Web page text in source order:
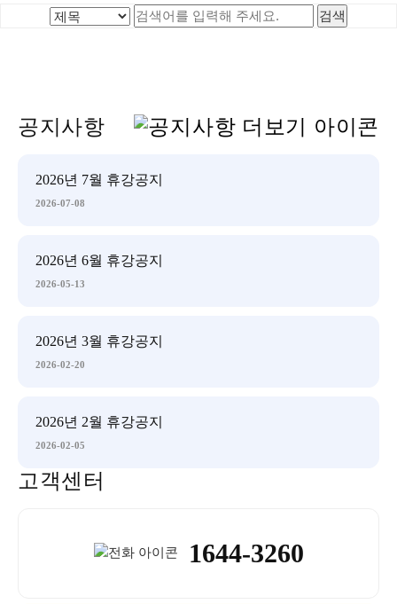
공지사항
2026년 7월 휴강공지
2026-07-08
2026년 6월 휴강공지
2026-05-13
2026년 3월 휴강공지
2026-02-20
2026년 2월 휴강공지
2026-02-05
고객센터
1644-3260